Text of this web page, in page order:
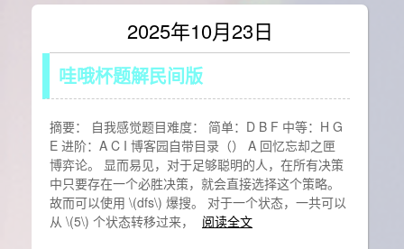
2025年10月23日
哇哦杯题解民间版
摘要： 自我感觉题目难度： 简单：D B F 中等：H G
E 进阶：A C I 博客园自带目录（） A 回忆忘却之匣
博弈论。 显而易见，对于足够聪明的人，在所有决策
中只要存在一个必胜决策，就会直接选择这个策略。
故而可以使用 \(dfs\) 爆搜。 对于一个状态，一共可以
从 \(5\) 个状态转移过来，
阅读全文